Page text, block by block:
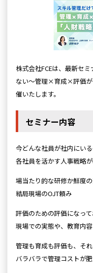
株式会社FCEは、最新セ
ない～管理×育成×評価が
催いたします。
セミナー内容
今どんな社員が社内にいる
各社員を活かす人事戦略
場当たり的な研修か鮮度の
結局現場のOJT頼み
評価のための評価になって
現場での実態や、教育内
管理も育成も評価も、そ
バラバラで管理コストが肥